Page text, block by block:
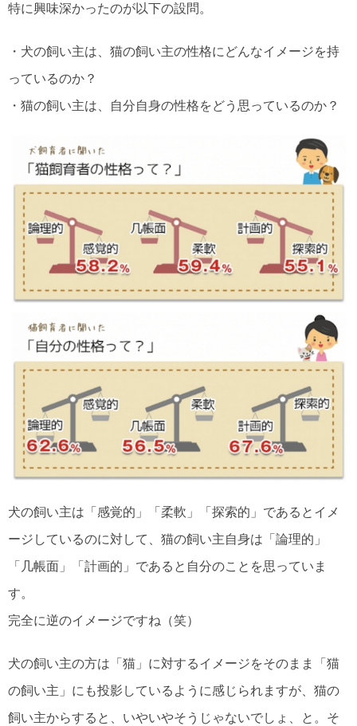
特に興味深かったのが以下の設問。
・犬の飼い主は、猫の飼い主の性格にどんなイメージを持
っているのか？
・猫の飼い主は、自分自身の性格をどう思っているのか？
犬の飼い主は「感覚的」「柔軟」「探索的」であるとイメ
ージしているのに対して、猫の飼い主自身は「論理的」
「几帳面」「計画的」であると自分のことを思っていま
す。
完全に逆のイメージですね（笑）
犬の飼い主の方は「猫」に対するイメージをそのまま「猫
の飼い主」にも投影しているように感じられますが、猫の
飼い主からすると、いやいやそうじゃないでしょ、と。そ